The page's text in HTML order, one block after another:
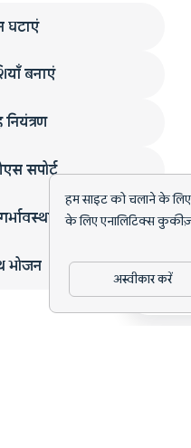
हम साइट को चलाने के
के लिए एनालिटिक्स
अस्वीकार करें
ऐप
घटाएं
बनाएं
सपोर्ट
भोजन